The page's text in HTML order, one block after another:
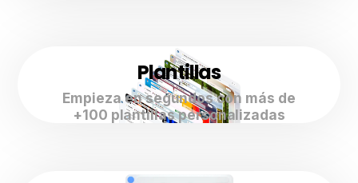
Plantillas
Empieza en segundos con más de
+100 plantillas personalizadas